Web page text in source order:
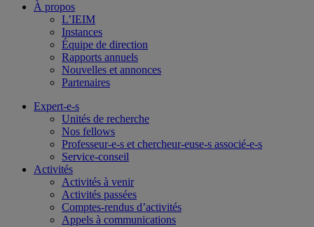
À propos
L’IEIM
Instances
Équipe de direction
Rapports annuels
Nouvelles et annonces
Partenaires
Expert-e-s
Unités de recherche
Nos fellows
Professeur-e-s et chercheur-euse-s associé-e-s
Service-conseil
Activités
Activités à venir
Activités passées
Comptes-rendus d’activités
Appels à communications